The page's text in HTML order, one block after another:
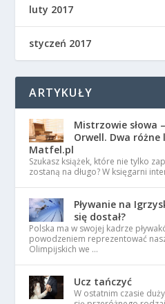
luty 2017
styczeń 2017
ARTYKUŁY
Mistrzowie słowa
Orwell. Dwa
Matfel.pl
Szukasz książek, które nie tylko
zostaną na długo? W księgarni
Pływanie na
się dostał?
Polska ma w swojej kadrze
powodzeniem reprezentować
Olimpijskich we …
Ucz tańczyć
W ostatnim czasie